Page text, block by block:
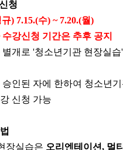
청
규) 7.15.(수) ~ 7.20.(월)
강신청 기간은 추후 공지
개로 '청소년기관 현장실습'
승인된 자에 한하여 청소년
신청 가능
장실습은 오리엔테이션, 멀